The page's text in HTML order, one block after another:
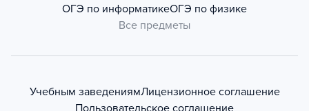
ОГЭ по информатикеОГЭ по физике
Все предметы
Учебным заведениямЛицензионное соглашение
Пользовательское соглашение